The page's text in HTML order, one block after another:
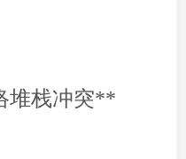
堆栈冲突**